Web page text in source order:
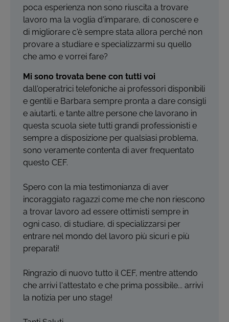
poca esperienza non sono riuscita a trovare
lavoro ma la voglia d'imparare, di conoscere e
di migliorare c'è sempre stata allora perché non
provare a studiare e specializzarmi su quello
che amo e vorrei fare?
Mi sono trovata bene con tutti voi
dall'operatrici telefoniche ai professori disponibili
e gentili e Barbara sempre pronta a dare consigli
e aiutarti, e tante altre persone che lavorano in
questa scuola siete tutti grandi professionisti e
sempre a disposizione per qualsiasi problema,
sono veramente contenta di aver frequentato
questo CEF.
Spero con la mia testimonianza di aver
incoraggiato ragazzi come me che non riescono
a trovar lavoro ad essere ottimisti sempre in
ogni caso, di studiare, di specializzarsi per
entrare nel mondo del lavoro più sicuri e più
preparati!
Ringrazio di nuovo tutto il CEF, mentre attendo
che arrivi l'attestato e che prima possibile... arrivi
la notizia per uno stage!